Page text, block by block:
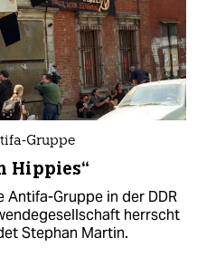
Gruppe
Hippies“
Gruppe in der DDR
herrscht
Stephan Martin.